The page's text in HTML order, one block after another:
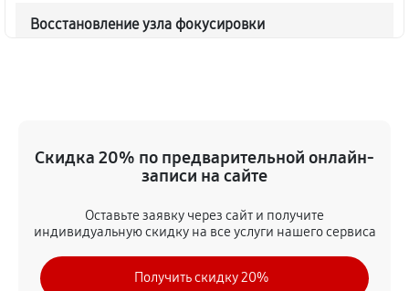
Восстановление узла фокусировки
920 руб
1730 руб 60 минут
Чистка от пыли объектива Canon HD Video 6x Zoom
Скидка 20% по предварительной онлайн-
записи на сайте
Оставьте заявку через сайт и получите
индивидуальную скидку на все услуги нашего сервиса
Получить скидку 20%